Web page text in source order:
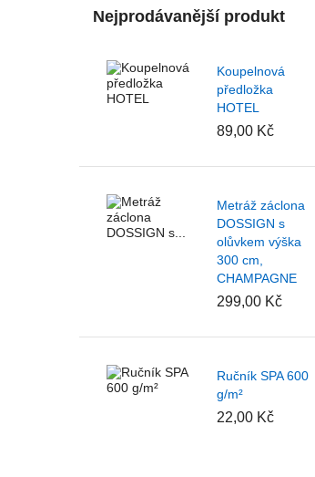
Nejprodávanější produkt
Koupelnová
předložka
HOTEL
89,00 Kč
Metráž záclona
DOSSIGN s
olůvkem výška
300 cm,
CHAMPAGNE
299,00 Kč
Ručník SPA 600
g/m²
22,00 Kč